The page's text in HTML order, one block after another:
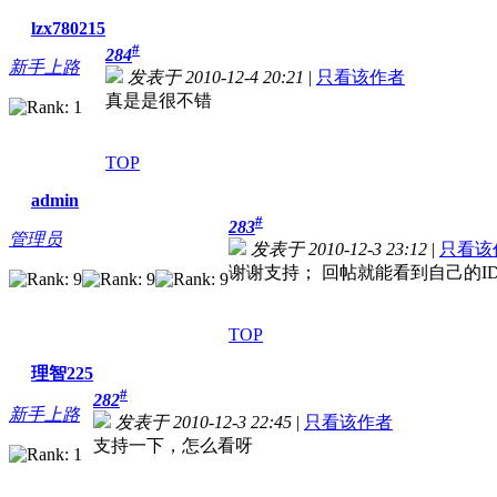
lzx780215
新手上路
284#
发表于 2010-12-4 20:21 | 只看该作者
真是是很不错
TOP
admin
管理员
283#
发表于 2010-12-3 23:12 | 只看该
谢谢支持； 回帖就能看到自己的
TOP
理智225
新手上路
282#
发表于 2010-12-3 22:45 | 只看该作者
支持一下，怎么看呀